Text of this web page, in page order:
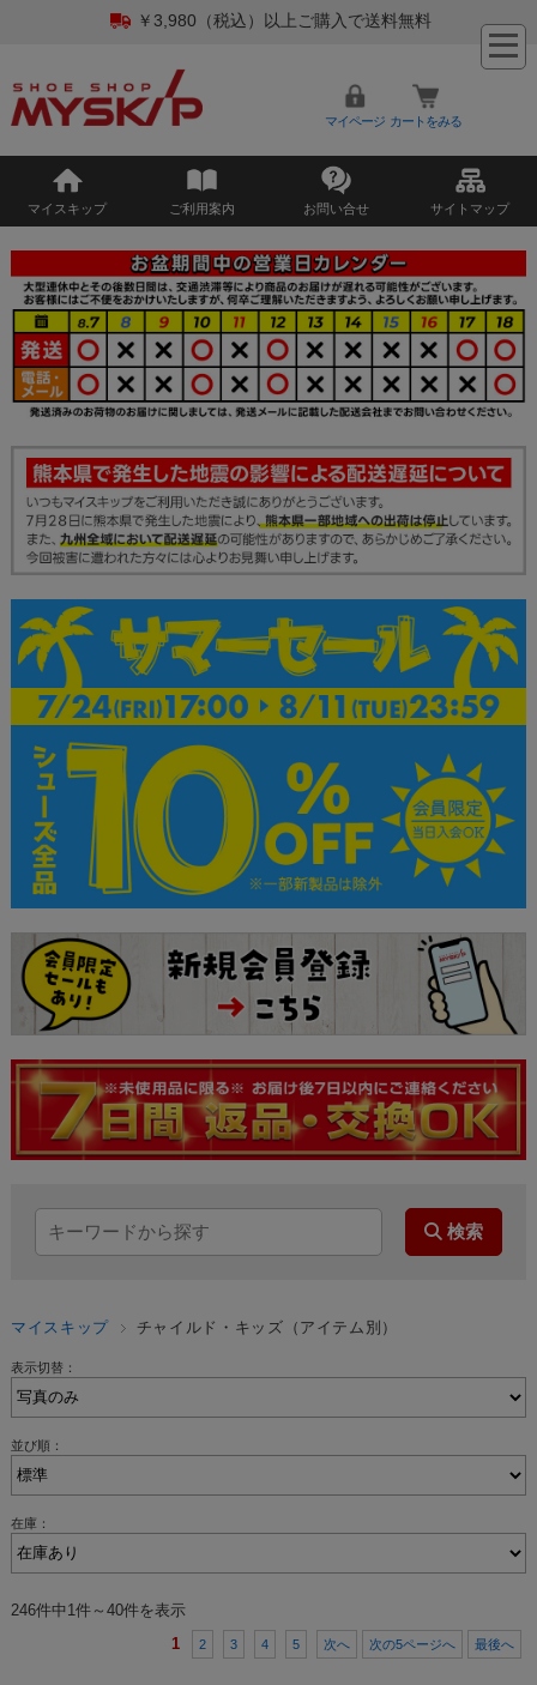
￥3,980（税込）以上ご購入で送料無料
マイページ カートをみる
マイスキップ ご利用案内 お問い合せ サイトマップ
マイスキップ チャイルド・キッズ（アイテム別）
表示切替：
並び順：
在庫：
246件中1件～40件を表示
1
2 3 4 5 次へ 次の5ページへ 最後へ